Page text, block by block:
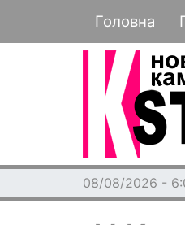
Головна
08/08/2026 -